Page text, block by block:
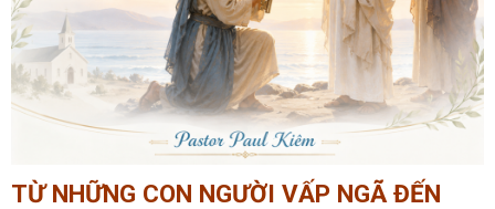
TỪ NHỮNG CON NGƯỜI VẤP NGÃ ĐẾN